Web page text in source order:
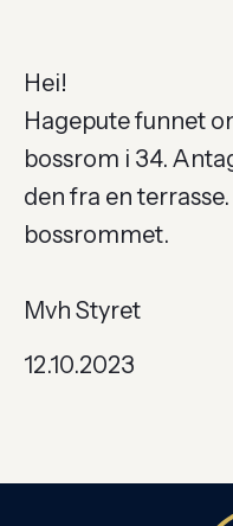
Hei!
Hagepute funnet
bossrom i 34.
den fra en
bossrommet.
Mvh Styret
12.10.2023